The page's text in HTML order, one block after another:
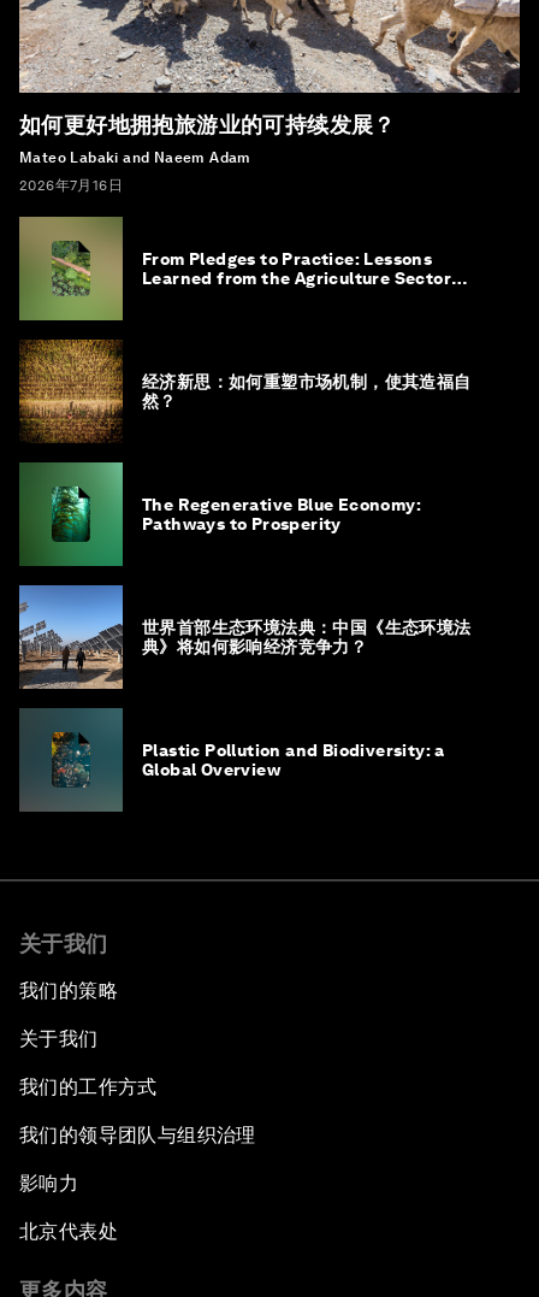
如何更好地拥抱旅游业的可持续发展？
Mateo Labaki and Naeem Adam
2026年7月16日
From Pledges to Practice: Lessons
Learned from the Agriculture Sector
经济新思：如何重塑市场机制，使其造福自
然？
The Regenerative Blue Economy:
Pathways to Prosperity
世界首部生态环境法典：中国《生态环境法
典》将如何影响经济竞争力？
Plastic Pollution and Biodiversity: a
Global Overview
关于我们
我们的策略
关于我们
我们的工作方式
我们的领导团队与组织治理
影响力
北京代表处
更多内容